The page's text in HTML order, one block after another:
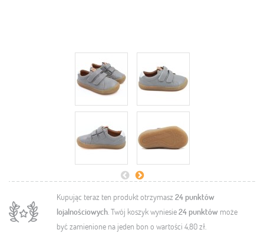
Kupując teraz ten produkt otrzymasz 24punktów
lojalnościowych. Twój koszyk wyniesie24punktów może
być zamienione na jeden bon o wartości 4,80 zł.